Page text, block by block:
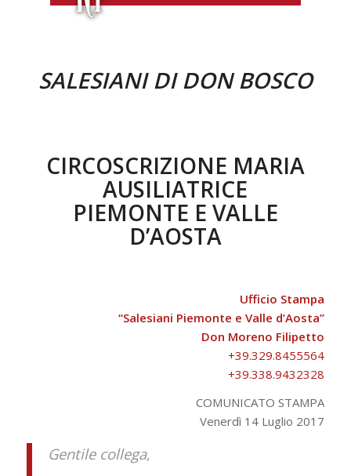
SALESIANI DI DON BOSCO
CIRCOSCRIZIONE MARIA
AUSILIATRICE
PIEMONTE E VALLE
D’AOSTA
Ufficio Stampa
“Salesiani Piemonte e Valle d’Aosta”
Don Moreno Filipetto
+39.329.8455564
+39.338.9432328
​COMUNICATO STAMPA
​Venerdì ​14 ​Luglio 2017​
Gentile collega,​